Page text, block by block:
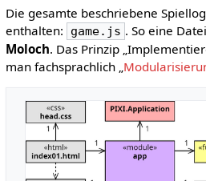
Die gesamte beschriebene
enthalten:
game.js . So eine
Moloch. Das Prinzip
man fachsprachlich „